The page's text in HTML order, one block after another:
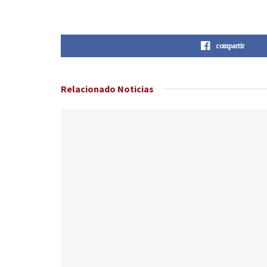
compartir
Relacionado Noticias